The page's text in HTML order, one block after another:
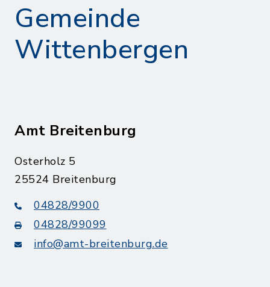
Gemeinde
Wittenbergen
Amt Breitenburg
Osterholz 5
25524 Breitenburg
04828/9900
04828/99099
info@amt-breitenburg.de